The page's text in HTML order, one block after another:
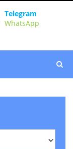
Telegram
WhatsApp